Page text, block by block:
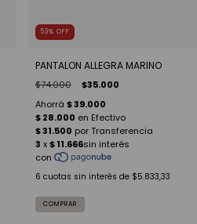
53% OFF
PANTALON ALLEGRA MARINO
$74.000 $35.000
6 cuotas sin interés de $5.833,33
COMPRAR